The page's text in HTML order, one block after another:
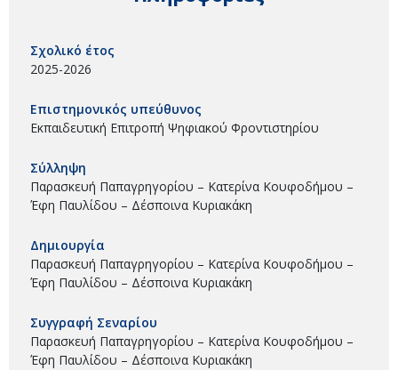
Σχολικό έτος
2025-2026
Επιστημονικός υπεύθυνος
Εκπαιδευτική Επιτροπή Ψηφιακού Φροντιστηρίου
Σύλληψη
Παρασκευή Παπαγρηγορίου – Κατερίνα Κουφοδήμου –
Έφη Παυλίδου – Δέσποινα Κυριακάκη
Δημιουργία
Παρασκευή Παπαγρηγορίου – Κατερίνα Κουφοδήμου –
Έφη Παυλίδου – Δέσποινα Κυριακάκη
Συγγραφή Σεναρίου
Παρασκευή Παπαγρηγορίου – Κατερίνα Κουφοδήμου –
Έφη Παυλίδου – Δέσποινα Κυριακάκη